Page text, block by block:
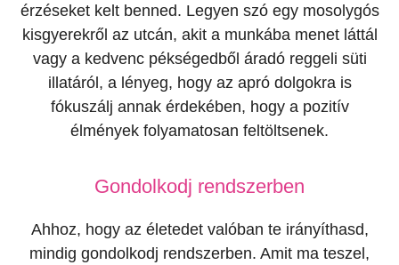
érzéseket kelt benned. Legyen szó egy mosolygós
kisgyerekről az utcán, akit a munkába menet láttál
vagy a kedvenc pékségedből áradó reggeli süti
illatáról, a lényeg, hogy az apró dolgokra is
fókuszálj annak érdekében, hogy a pozitív
élmények folyamatosan feltöltsenek.
Gondolkodj rendszerben
Ahhoz, hogy az életedet valóban te irányíthasd,
mindig gondolkodj rendszerben. Amit ma teszel,